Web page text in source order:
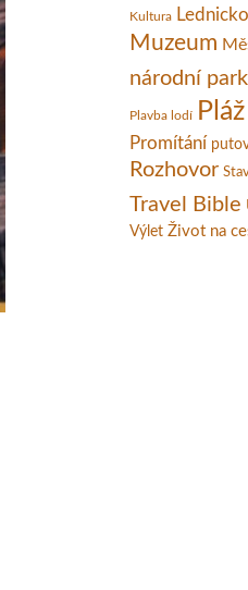
Kultura
Muzeum
národní park
Plavba lodí Pláž
Promítání
Rozhovor
Travel Bible
Výlet Život na